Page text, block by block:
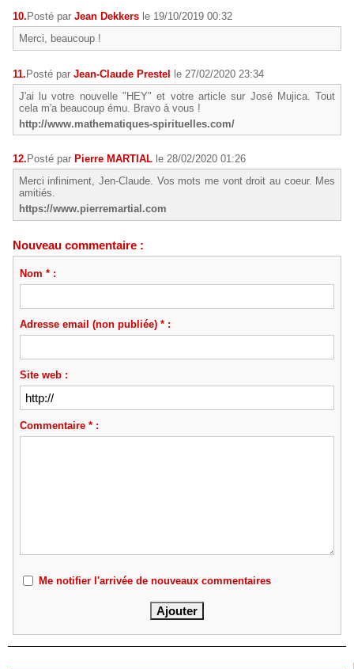
10. Posté par Jean Dekkers le 19/10/2019 00:32
Merci, beaucoup !
11.Posté par Jean-Claude Prestel le 27/02/2020 23:34
J'ai lu votre nouvelle "HEY" et votre article sur José Mujica. Tout
cela m'a beaucoup ému. Bravo à vous !
http://www.mathematiques-spirituelles.com/
12. Posté par Pierre MARTIAL le 28/02/2020 01:26
Merci infiniment, Jen-Claude. Vos mots me vont droit au coeur. Mes
amitiés.
https://www.pierremartial.com
Nouveau commentaire :
Nom * :
Adresse email (non publiée) * :
Site web :
Commentaire * :
Me notifier l'arrivée de nouveaux commentaires